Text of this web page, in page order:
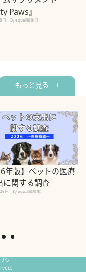
Paws』
日 By equall編集部
もっと見る +
年版】ペットの医療
に関する調査
日 By equall編集部
シー